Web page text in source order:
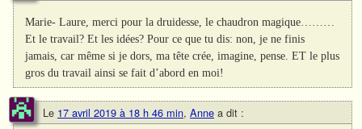
Marie- Laure, merci pour la druidesse, le chaudron magique………
Et le travail? Et les idées? Pour ce que tu dis: non, je ne finis
jamais, car même si je dors, ma tête crée, imagine, pense. ET le plus
gros du travail ainsi se fait d’abord en moi!
Le 17 avril 2019 à 18 h 46 min, Anne a dit :